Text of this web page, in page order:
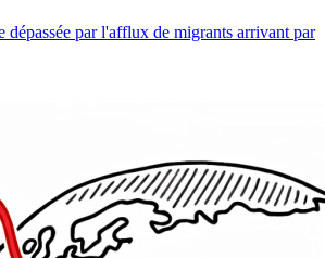
dépassée par l'afflux de migrants arrivant par